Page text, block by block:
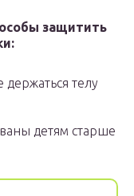
защитить
телу
детям старше